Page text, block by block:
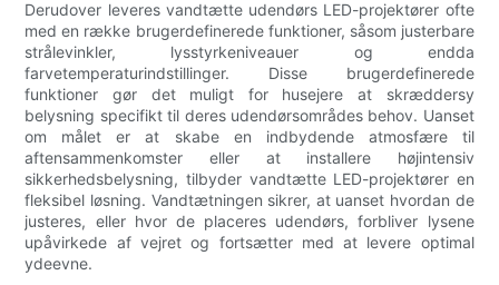
Derudover leveres vandtætte udendørs LED-projektører ofte
med en række brugerdefinerede funktioner, såsom justerbare
strålevinkler, lysstyrkeniveauer og endda
farvetemperaturindstillinger. Disse brugerdefinerede
funktioner gør det muligt for husejere at skræddersy
belysning specifikt til deres udendørsområdes behov. Uanset
om målet er at skabe en indbydende atmosfære til
aftensammenkomster eller at installere højintensiv
sikkerhedsbelysning, tilbyder vandtætte LED-projektører en
fleksibel løsning. Vandtætningen sikrer, at uanset hvordan de
justeres, eller hvor de placeres udendørs, forbliver lysene
upåvirkede af vejret og fortsætter med at levere optimal
ydeevne.